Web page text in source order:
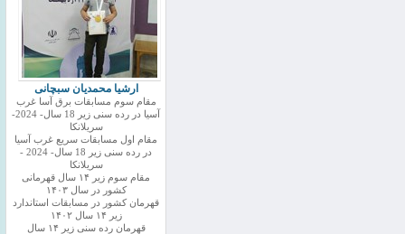
ارشیا محمدیان سبچانی
مقام سوم مسابقات برق آسا غرب
آسیا در رده سنی زیر 18 سال- 2024-
سریلانکا
مقام اول مسابقات سریع غرب آسیا
در رده سنی زیر 18 سال- 2024 -
سریلانکا
مقام سوم زیر ۱۴ سال قهرمانی
کشور در سال ۱۴۰۳
قهرمان کشور در مسابقات استاندارد
زیر ۱۴ سال ۱۴۰۲
قهرمان رده سنی زیر ۱۴ سال